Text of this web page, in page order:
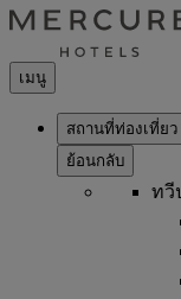
เมนู
สถานที่ท่องเที่ยว
ย้อนกลับ
ทวีป